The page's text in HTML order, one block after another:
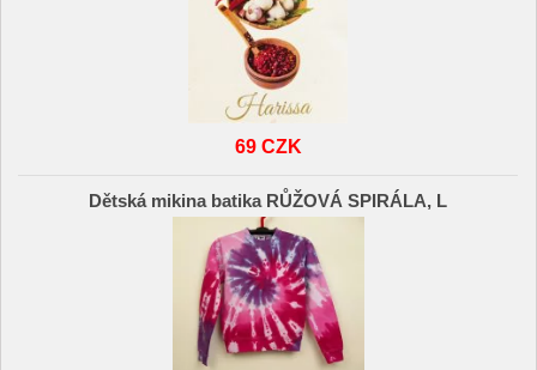
69 CZK
Dětská mikina batika RŮŽOVÁ SPIRÁLA, L